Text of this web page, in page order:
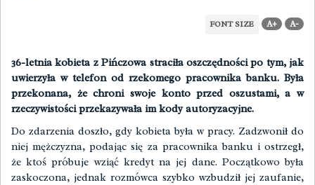
FONT SIZE A+ A-
36-letnia kobieta z Pińczowa straciła oszczędności po tym, jak
uwierzyła w telefon od rzekomego pracownika banku. Była
przekonana, że chroni swoje konto przed oszustami, a w
rzeczywistości przekazywała im kody autoryzacyjne.
Do zdarzenia doszło, gdy kobieta była w pracy. Zadzwonił do
niej mężczyzna, podając się za pracownika banku i ostrzegł,
że ktoś próbuje wziąć kredyt na jej dane. Początkowo była
zaskoczona, jednak rozmówca szybko wzbudził jej zaufanie,